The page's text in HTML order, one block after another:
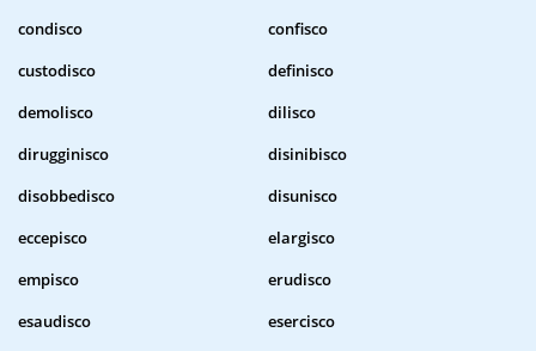
condisco
confisco
custodisco
definisco
demolisco
dilisco
dirugginisco
disinibisco
disobbedisco
disunisco
eccepisco
elargisco
empisco
erudisco
esaudisco
esercisco